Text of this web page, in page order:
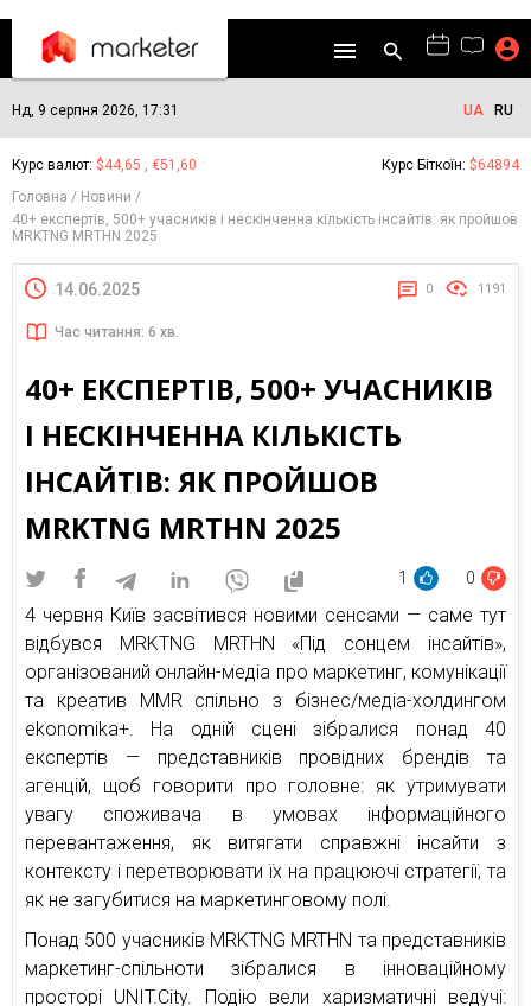
Нд, 9 серпня 2026, 17:31 UA RU
Курс валют: $44,65 , €51,60 Курс Біткоїн: $64894
Головна
Новини
40+ експертів, 500+ учасників і нескінченна кількість інсайтів: як пройшов
MRKTNG MRTHN 2025
14.06.2025 0 1191
Час читання: 6 хв.
40+ ЕКСПЕРТІВ, 500+ УЧАСНИКІВ
І НЕСКІНЧЕННА КІЛЬКІСТЬ
ІНСАЙТІВ: ЯК ПРОЙШОВ
MRKTNG MRTHN 2025
1 0
4 червня Київ засвітився новими сенсами — саме тут
відбувся MRKTNG MRTHN «Під сонцем інсайтів»,
організований онлайн-медіа про маркетинг, комунікації
та креатив MMR спільно з бізнес/медіа-холдингом
ekonomika+. На одній сцені зібралися понад 40
експертів — представників провідних брендів та
агенцій, щоб говорити про головне: як утримувати
увагу споживача в умовах інформаційного
перевантаження, як витягати справжні інсайти з
контексту і перетворювати їх на працюючі стратегії, та
як не загубитися на маркетинговому полі.
Понад 500 учасників MRKTNG MRTHN та представників
маркетинг-спільноти зібралися в інноваційному
просторі UNIT.City. Подію вели харизматичні ведучі: